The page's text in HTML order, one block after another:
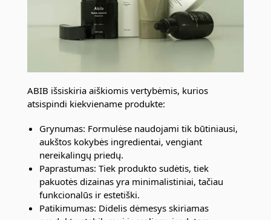
ABIB išsiskiria aiškiomis vertybėmis, kurios
atsispindi kiekviename produkte:
Grynumas: Formulėse naudojami tik būtiniausi,
aukštos kokybės ingredientai, vengiant
nereikalingų priedų.
Paprastumas: Tiek produkto sudėtis, tiek
pakuotės dizainas yra minimalistiniai, tačiau
funkcionalūs ir estetiški.
Patikimumas: Didelis dėmesys skiriamas